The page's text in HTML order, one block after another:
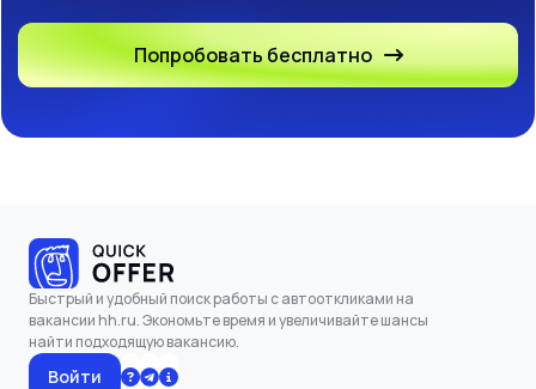
Попробовать бесплатно
Быстрый и удобный поиск работы с автооткликами на
вакансии hh.ru. Экономьте время и увеличивайте шансы
найти подходящую вакансию.
Войти